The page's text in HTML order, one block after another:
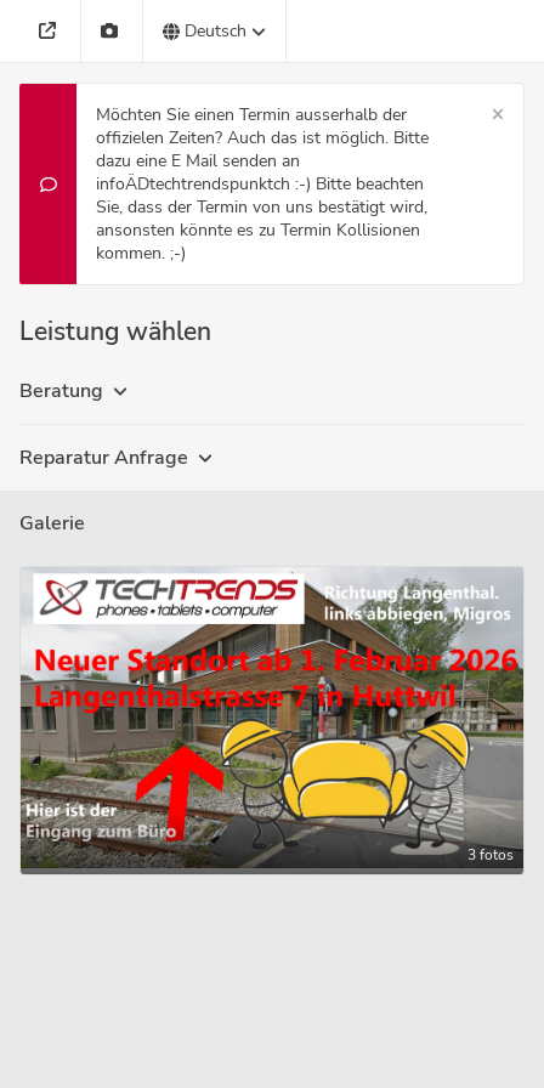
Deutsch
Möchten Sie einen Termin ausserhalb der
offizielen Zeiten? Auch das ist möglich. Bitte
dazu eine E Mail senden an
infoÄDtechtrendspunktch :-) Bitte beachten
Sie, dass der Termin von uns bestätigt wird,
ansonsten könnte es zu Termin Kollisionen
kommen. ;-)
Leistung wählen
Beratung
Reparatur Anfrage
Galerie
3 fotos